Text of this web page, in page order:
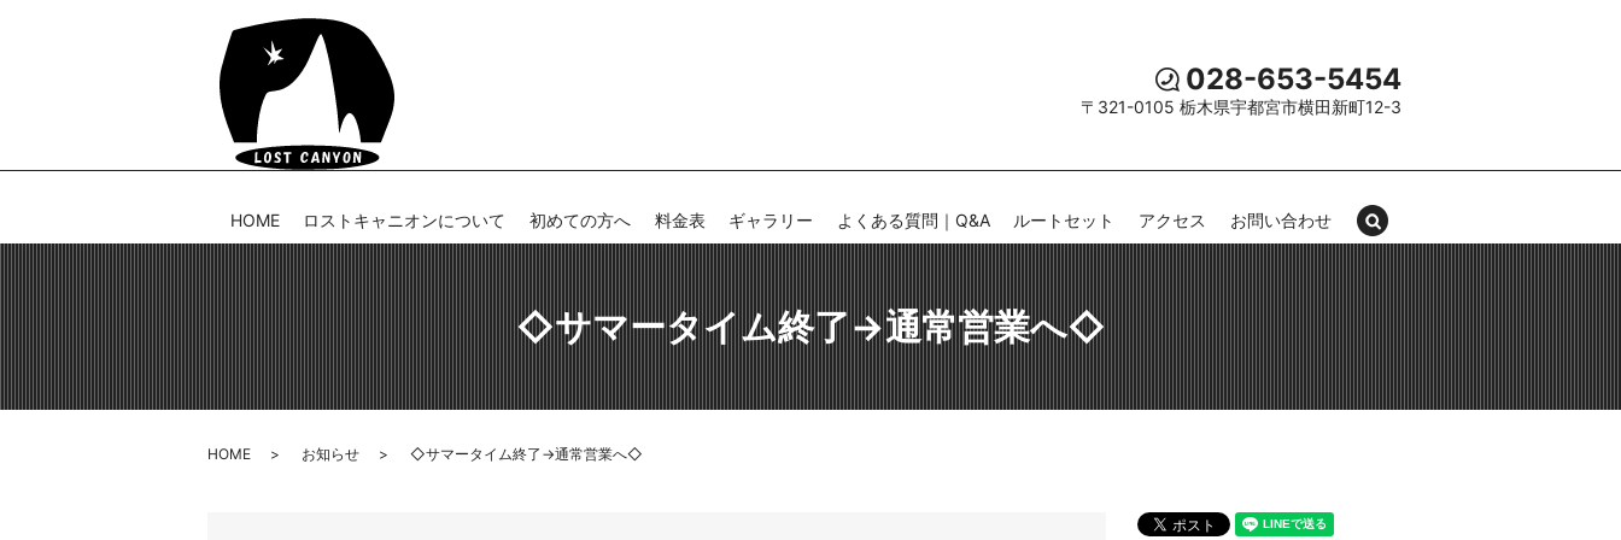
028-653-5454
〒321-0105 栃木県宇都宮市横田新町12-3
HOME ロストキャニオンについて 初めての方へ 料金表 ギャラリー よくある質問｜Q&A ルートセット アクセス お問い合わせ
◇サマータイム終了→通常営業へ◇
HOME お知らせ ◇サマータイム終了→通常営業へ◇